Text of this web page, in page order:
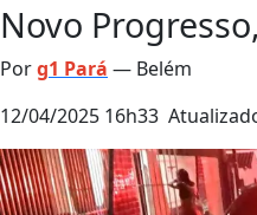
Novo
Porg1 Pará — Belém
12/04/2025 16h33